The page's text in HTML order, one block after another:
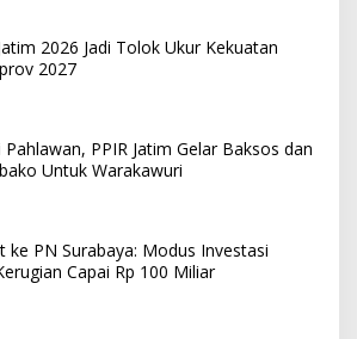
2026 Jadi Tolok Ukur Kekuatan
2027
PPIR Jatim Gelar Baksos dan
Untuk Warakawuri
ke PN Surabaya: Modus Investasi
Capai Rp 100 Miliar